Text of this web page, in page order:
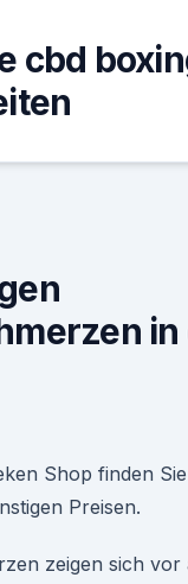
cbd
in
Shop finden
Preisen.
zeigen sich vor